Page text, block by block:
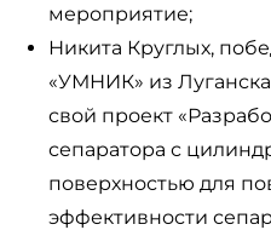
мероприятие;
Никита Круглых,
«УМНИК» из
свой проект
сепаратора с
поверхностью для
эффективности